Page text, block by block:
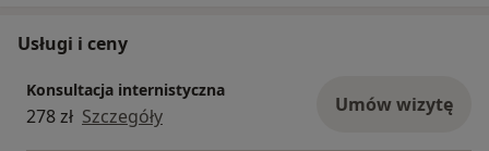
Usługi i ceny
Konsultacja internistyczna
278 zł Szczegóły Umów wizytę